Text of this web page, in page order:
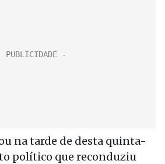
na tarde de desta quinta-
político que reconduziu